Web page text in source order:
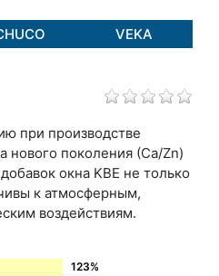
VEKA
при производстве
нового поколения (Сa/Zn)
окна KBE не только
к атмосферным,
воздействиям.
123%